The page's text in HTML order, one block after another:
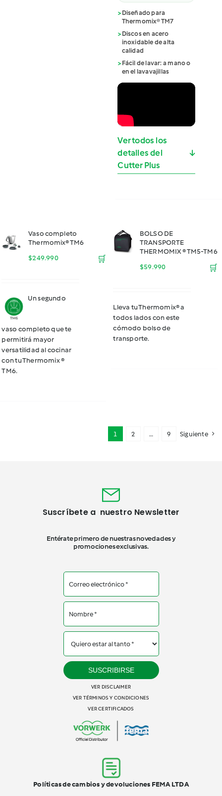
> Diseñado para
Thermomix® TM7
> Discos en acero
inoxidable de alta
calidad
> Fácil de lavar: a mano o
en el lavavajillas
Ver todos los
detalles del
Cutter Plus
↓
Vaso completo
Thermomix® TM6
$249.990 🛒
Un segundo
vaso completo que te
permitirá mayor
versatilidad al cocinar
con tu Thermomix ®
TM6.
BOLSO DE
TRANSPORTE
THERMOMIX ® TM5-TM6
$59.990 🛒
Lleva tu Thermomix® a
todos lados con este
cómodo bolso de
transporte.
1 2 … 9 Siguiente
Suscríbete a nuestro Newsletter
Entérate primero de nuestras novedades y
promociones exclusivas.
SUSCRIBIRSE
VER DISCLAIMER
VER TÉRMINOS Y CONDICIONES
VER CERTIFICADOS
Políticas de cambios y devoluciones FEMA LTDA